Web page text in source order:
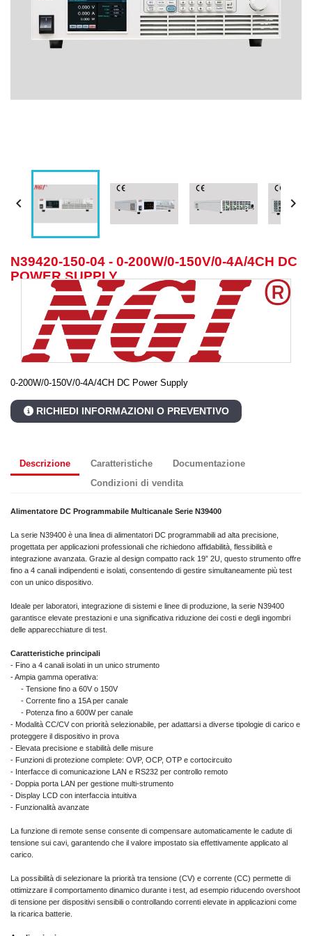
 
N39420-150-04 - 0-200W/0-150V/0-4A/4CH DC
POWER SUPPLY
0-200W/0-150V/0-4A/4CH DC Power Supply
RICHIEDI INFORMAZIONI O PREVENTIVO
Descrizione Caratteristiche
Documentazione
Condizioni di vendita
Alimentatore DC Programmabile Multicanale Serie N39400
La serie N39400 è una linea di alimentatori DC programmabili ad alta precisione,
progettata per applicazioni professionali che richiedono affidabilità, flessibilità e
integrazione avanzata. Grazie al design compatto rack 19” 2U, questo strumento offre
fino a 4 canali indipendenti e isolati, consentendo di gestire simultaneamente più test
con un unico dispositivo.
Ideale per laboratori, integrazione di sistemi e linee di produzione, la serie N39400
garantisce elevate prestazioni e una significativa riduzione dei costi e degli ingombri
delle apparecchiature di test.
Caratteristiche principali
- Fino a 4 canali isolati in un unico strumento
- Ampia gamma operativa:
- Tensione fino a 60V o 150V
- Corrente fino a 15A per canale
- Potenza fino a 600W per canale
- Modalità CC/CV con priorità selezionabile, per adattarsi a diverse tipologie di carico e
proteggere il dispositivo in prova
- Elevata precisione e stabilità delle misure
- Funzioni di protezione complete: OVP, OCP, OTP e cortocircuito
- Interfacce di comunicazione LAN e RS232 per controllo remoto
- Doppia porta LAN per gestione multi-strumento
- Display LCD con interfaccia intuitiva
- Funzionalità avanzate
La funzione di remote sense consente di compensare automaticamente le cadute di
tensione sui cavi, garantendo che il valore impostato sia effettivamente applicato al
carico.
La possibilità di selezionare la priorità tra tensione (CV) e corrente (CC) permette di
ottimizzare il comportamento dinamico durante i test, ad esempio riducendo overshoot
di tensione per dispositivi sensibili o controllando correnti elevate in applicazioni come
la ricarica batterie.